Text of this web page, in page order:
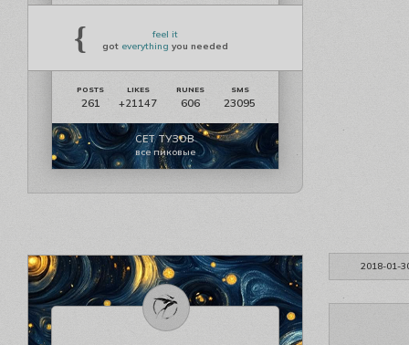
{
feel it
got everything you needed
261 +21147 606 23095
СЕТ ТУЗОВ
все пиковые
2018-01-